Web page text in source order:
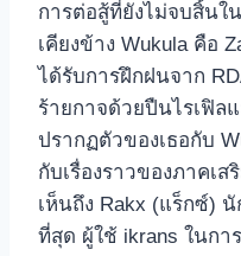
การต่อสู้ที่ยังไม่จบสิ้นใ
เคียงข้าง Wukula คือ
ได้รับการฝึกฝนจาก
ร้ายกาจด้วยปืนไรเฟิล
ปรากฏตัวของเธอกับ
กับเรื่องราวของภาคเส
เห็นถึง Rakx (แร็กซ์)
ที่สุด ผู้ใช้ ikrans ในก